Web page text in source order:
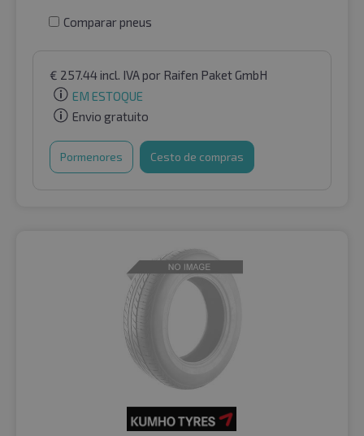
Comparar pneus
€ 257.44incl. IVApor Raifen Paket GmbH
EM ESTOQUE
Envio gratuito
Pormenores Cesto de compras